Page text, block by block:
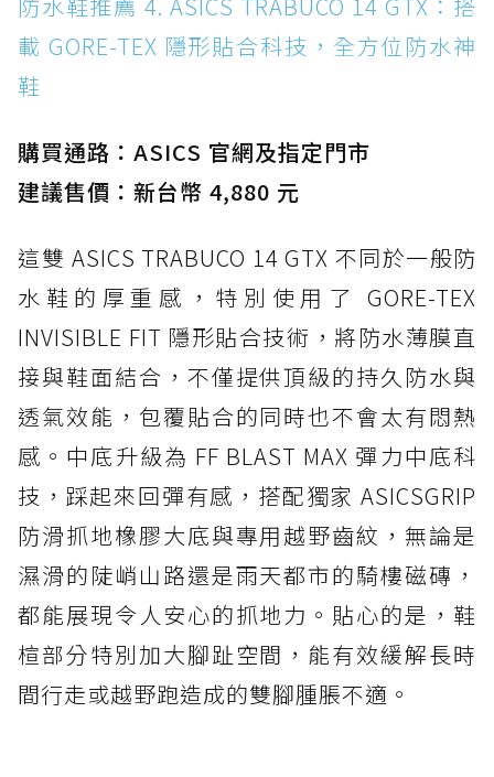
防水鞋推薦 4. ASICS TRABUCO 14 GTX：搭
載 GORE-TEX 隱形貼合科技，全方位防水神
鞋
購買通路：ASICS 官網及指定門市
建議售價：新台幣 4,880 元
這雙 ASICS TRABUCO 14 GTX 不同於一般防
水鞋的厚重感，特別使用了 GORE-TEX
INVISIBLE FIT 隱形貼合技術，將防水薄膜直
接與鞋面結合，不僅提供頂級的持久防水與
透氣效能，包覆貼合的同時也不會太有悶熱
感。中底升級為 FF BLAST MAX 彈力中底科
技，踩起來回彈有感，搭配獨家 ASICSGRIP
防滑抓地橡膠大底與專用越野齒紋，無論是
濕滑的陡峭山路還是雨天都市的騎樓磁磚，
都能展現令人安心的抓地力。貼心的是，鞋
楦部分特別加大腳趾空間，能有效緩解長時
間行走或越野跑造成的雙腳腫脹不適。